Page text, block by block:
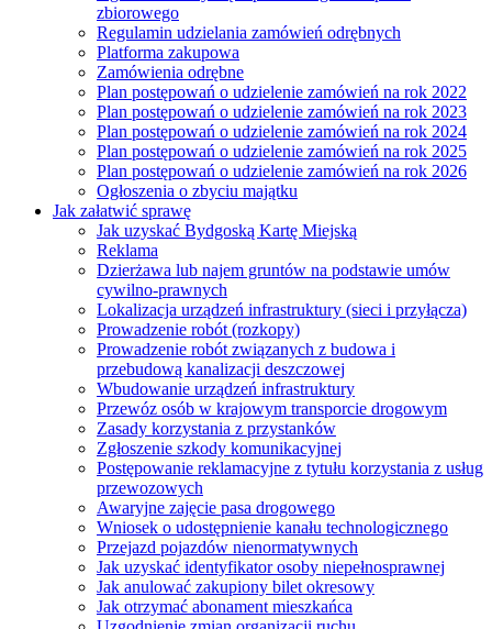
zbiorowego
Regulamin udzielania zamówień odrębnych
Platforma zakupowa
Zamówienia odrębne
Plan postępowań o udzielenie zamówień na rok 2022
Plan postępowań o udzielenie zamówień na rok 2023
Plan postępowań o udzielenie zamówień na rok 2024
Plan postępowań o udzielenie zamówień na rok 2025
Plan postępowań o udzielenie zamówień na rok 2026
Ogłoszenia o zbyciu majątku
Jak załatwić sprawę
Jak uzyskać Bydgoską Kartę Miejską
Reklama
Dzierżawa lub najem gruntów na podstawie umów
cywilno-prawnych
Lokalizacja urządzeń infrastruktury (sieci i przyłącza)
Prowadzenie robót (rozkopy)
Prowadzenie robót związanych z budowa i
przebudową kanalizacji deszczowej
Wbudowanie urządzeń infrastruktury
Przewóz osób w krajowym transporcie drogowym
Zasady korzystania z przystanków
Zgłoszenie szkody komunikacyjnej
Postępowanie reklamacyjne z tytułu korzystania z usług
przewozowych
Awaryjne zajęcie pasa drogowego
Wniosek o udostępnienie kanału technologicznego
Przejazd pojazdów nienormatywnych
Jak uzyskać identyfikator osoby niepełnosprawnej
Jak anulować zakupiony bilet okresowy
Jak otrzymać abonament mieszkańca